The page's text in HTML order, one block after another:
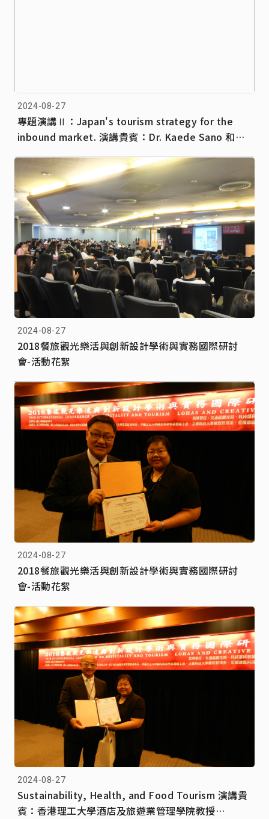
2024-08-27
專題演講Ⅱ：Japan's tourism strategy for the
inbound market. 演講貴賓：Dr. Kaede Sano 和歌
2024-08-27
2018餐旅觀光樂活與創新設計學術與實務國際研討
會-活動花絮
2024-08-27
2018餐旅觀光樂活與創新設計學術與實務國際研討
會-活動花絮
2024-08-27
Sustainability, Health, and Food Tourism 演講貴
賓：香港理工大學酒店及旅遊業管理學院教授